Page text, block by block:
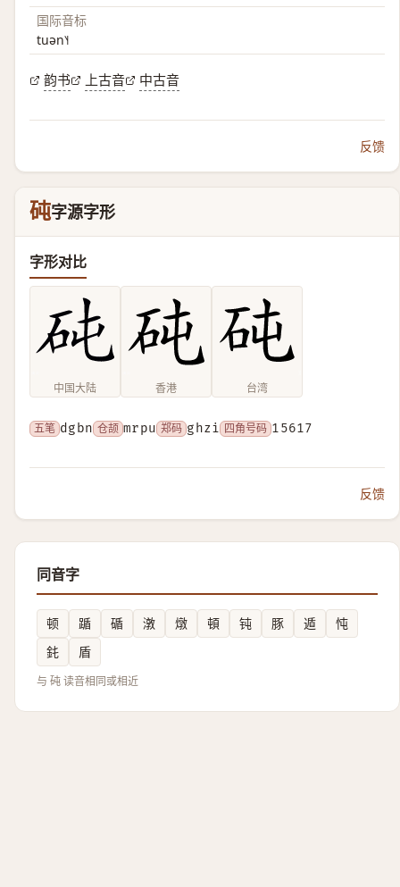
国际音标
tuən˥˧
韵书 上古音 中古音
反馈
砘字源字形
字形对比
中国大陆 香港 台湾
五笔 dgbn 仓颉 mrpu 郑码 ghzi 四角号码 15617
反馈
同音字
顿 踲 碷 潡 燉 頓 钝 豚 遁
忳
䤜
盾
与 砘 读音相同或相近